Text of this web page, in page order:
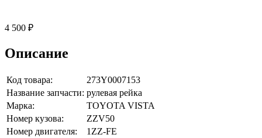
4 500 ₽
Описание
Код товара:
273Y0007153
Название запчасти: рулевая рейка
Марка:
TOYOTA VISTA
Номер кузова:
ZZV50
Номер двигателя:
1ZZ-FE